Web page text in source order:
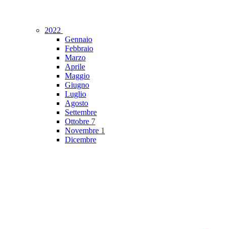
2022
Gennaio
Febbraio
Marzo
Aprile
Maggio
Giugno
Luglio
Agosto
Settembre
Ottobre 7
Novembre 1
Dicembre